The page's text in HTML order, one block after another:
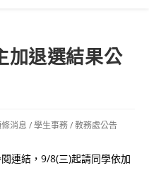
加退選結果公
消息 /學生事務/教務處公告
連結，9/8(三)起請同學依加